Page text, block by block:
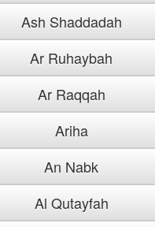
Ash Shaddadah
Ar Ruhaybah
Ar Raqqah
Ariha
An Nabk
Al Qutayfah